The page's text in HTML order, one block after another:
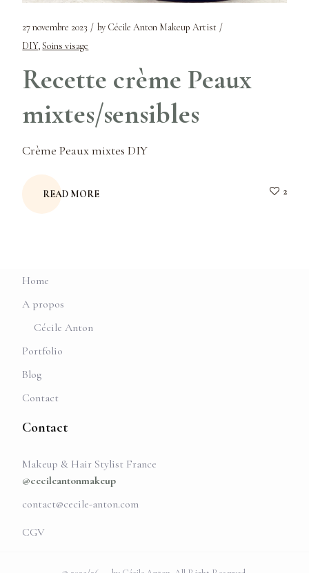
27 novembre 2023 by Cécile Anton Makeup Artist
DIY Soins visage
Recette crème Peaux
mixtes/sensibles
Crème Peaux mixtes DIY
READ MORE 2
Home
A propos
Cécile Anton
Portfolio
Blog
Contact
Contact
Makeup & Hair Stylist France
@cecileantonmakeup
contact@cecile-anton.com
CGV